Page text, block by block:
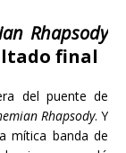
Rhapsody
final
del puente de
Rhapsody. Y
mítica banda de